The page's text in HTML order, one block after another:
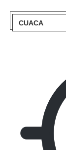
CUACA